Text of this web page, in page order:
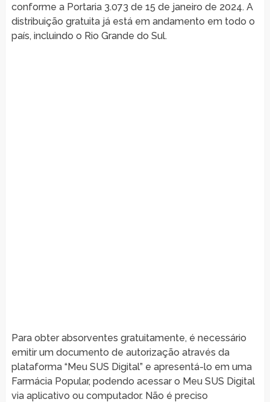
conforme a Portaria 3.073 de 15 de janeiro de 2024. A
distribuição gratuita já está em andamento em todo o
país, incluindo o Rio Grande do Sul.
Para obter absorventes gratuitamente, é necessário
emitir um documento de autorização através da
plataforma “Meu SUS Digital” e apresentá-lo em uma
Farmácia Popular, podendo acessar o Meu SUS Digital
via aplicativo ou computador. Não é preciso